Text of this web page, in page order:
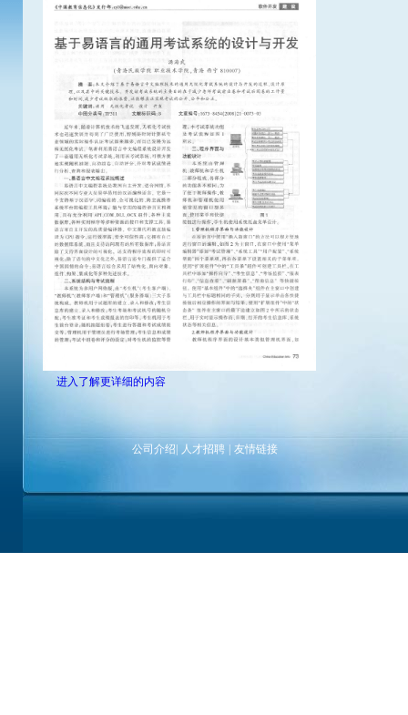
进入了解更详细的内容
公司介绍 人才招聘 友情链接